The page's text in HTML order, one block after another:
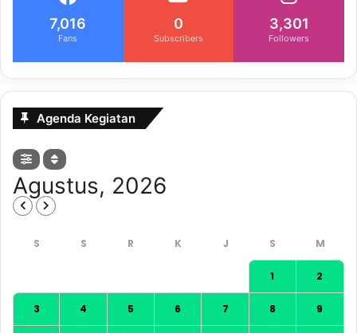
7,016
Fans
0
Subscribers
3,301
Followers
Agenda Kegiatan
Agustus, 2026
1 2
3 4 5 6 7 8 9